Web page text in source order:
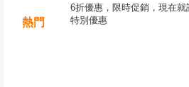
熱門
6折優惠，限時促銷，現在
特別優惠